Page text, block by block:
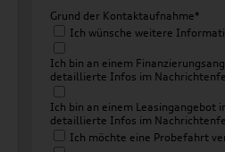
Grund der Kontaktaufnahme*
Ich wünsche weitere
Ich bin an einem
detaillierte Infos im
Ich bin an einem Leasingangebot
detaillierte Infos im
Ich möchte eine Probefahrt